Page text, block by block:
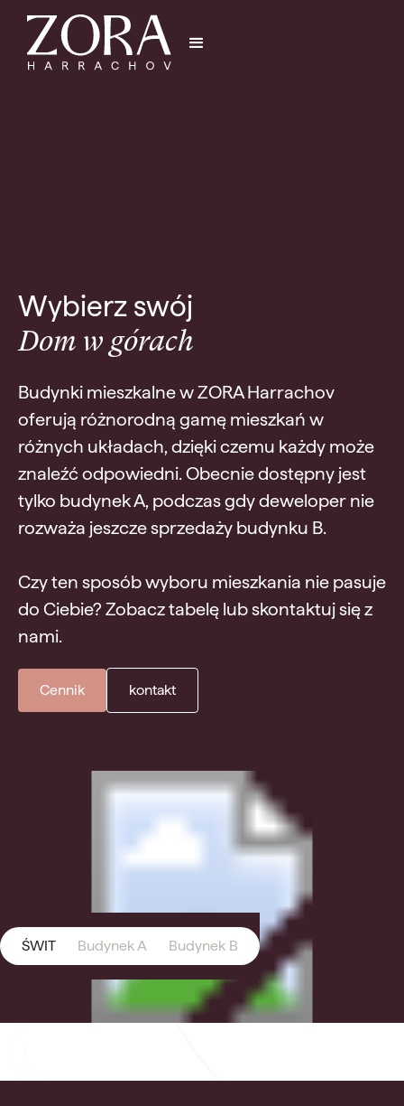
Wybierz swój
Dom w górach
Budynki mieszkalne w ZORA Harrachov
oferują różnorodną gamę mieszkań w
różnych układach, dzięki czemu każdy może
znaleźć odpowiedni. Obecnie dostępny jest
tylko budynek A, podczas gdy deweloper nie
rozważa jeszcze sprzedaży budynku B.
Czy ten sposób wyboru mieszkania nie pasuje
do Ciebie? Zobacz tabelę lub skontaktuj się z
nami.
Cennik kontakt
ŚWIT Budynek A Budynek B